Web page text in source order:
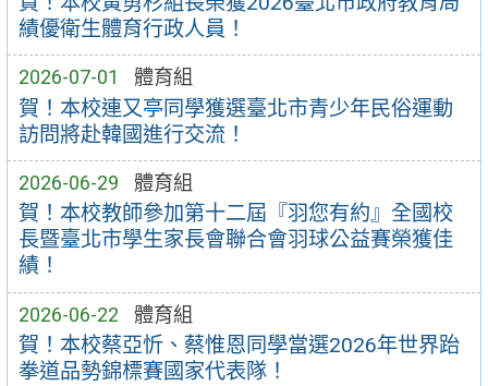
績優衛生體育行政人員！
2026-07-01 體育組
賀！本校連又亭同學獲選臺北市青少年民俗運動
訪問將赴韓國進行交流！
2026-06-29 體育組
賀！本校教師參加第十二屆『羽您有約』全國校
長暨臺北市學生家長會聯合會羽球公益賽榮獲佳
績！
2026-06-22 體育組
賀！本校蔡亞忻、蔡惟恩同學當選2026年世界跆
拳道品勢錦標賽國家代表隊！